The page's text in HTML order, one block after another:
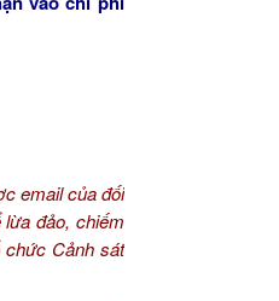
email của đối
lừa đảo, chiếm
Cảnh sát